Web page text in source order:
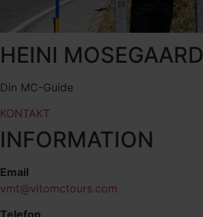
HEINI MOSEGAARD
Din MC-Guide
KONTAKT
INFORMATION
Email
vmt@vitomctours.com